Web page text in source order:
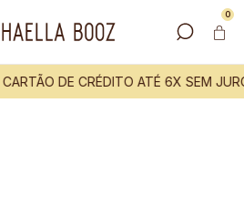
0
CARTÃO DE CRÉDITO ATÉ 6X SEM